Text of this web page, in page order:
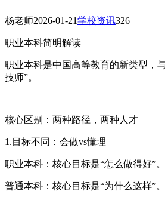
杨老师2026-01-21学校资讯326
职业本科简明解读
职业本科是中国高等教育的新类型，
技师”。
核心区别：两种路径，两种人才
1.目标不同：会做vs懂理
职业本科：核心目标是“怎么做得好”
普通本科：核心目标是“为什么这样”